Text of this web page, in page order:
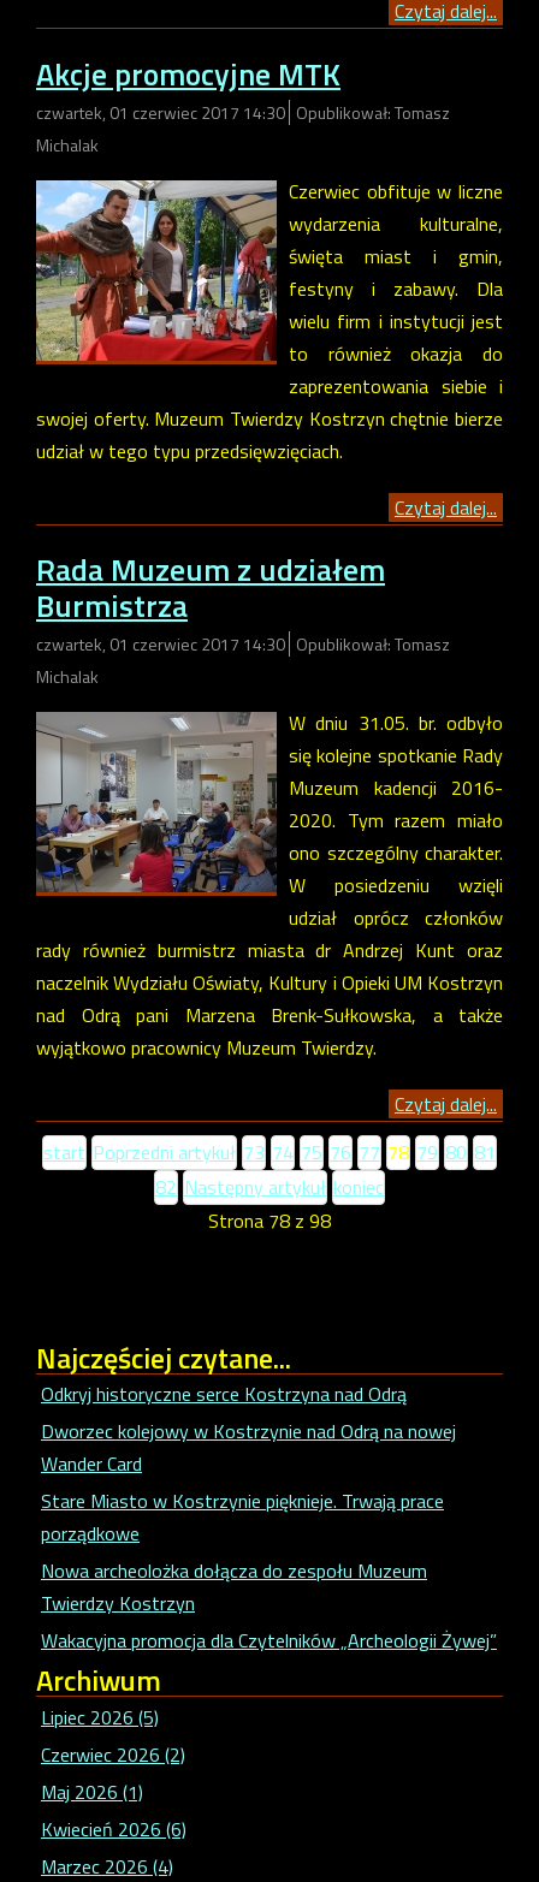
Czytaj dalej...
Akcje promocyjne MTK
czwartek, 01 czerwiec 2017 14:30 Opublikował: Tomasz
Michalak
Czerwiec obfituje w liczne
wydarzenia kulturalne,
święta miast i gmin,
festyny i zabawy. Dla
wielu firm i instytucji jest
to również okazja do
zaprezentowania siebie i
swojej oferty. Muzeum Twierdzy Kostrzyn chętnie bierze
udział w tego typu przedsięwzięciach.
Czytaj dalej...
Rada Muzeum z udziałem
Burmistrza
czwartek, 01 czerwiec 2017 14:30 Opublikował: Tomasz
Michalak
W dniu 31.05. br. odbyło
się kolejne spotkanie Rady
Muzeum kadencji 2016-
2020. Tym razem miało
ono szczególny charakter.
W posiedzeniu wzięli
udział oprócz członków
rady również burmistrz miasta dr Andrzej Kunt oraz
naczelnik Wydziału Oświaty, Kultury i Opieki UM Kostrzyn
nad Odrą pani Marzena Brenk-Sułkowska, a także
wyjątkowo pracownicy Muzeum Twierdzy.
Czytaj dalej...
start Poprzedni artykuł 73 74 75 76 77 78 79 80 81
82 Następny artykuł koniec
Strona 78 z 98
Najczęściejczytane...
Odkryj historyczne serce Kostrzyna nad Odrą
Dworzec kolejowy w Kostrzynie nad Odrą na nowej
Wander Card
Stare Miasto w Kostrzynie pięknieje. Trwają prace
porządkowe
Nowa archeolożka dołącza do zespołu Muzeum
Twierdzy Kostrzyn
Wakacyjna promocja dla Czytelników „Archeologii Żywej”
Archiwum
Lipiec 2026 (5)
Czerwiec 2026 (2)
Maj 2026 (1)
Kwiecień 2026 (6)
Marzec 2026 (4)